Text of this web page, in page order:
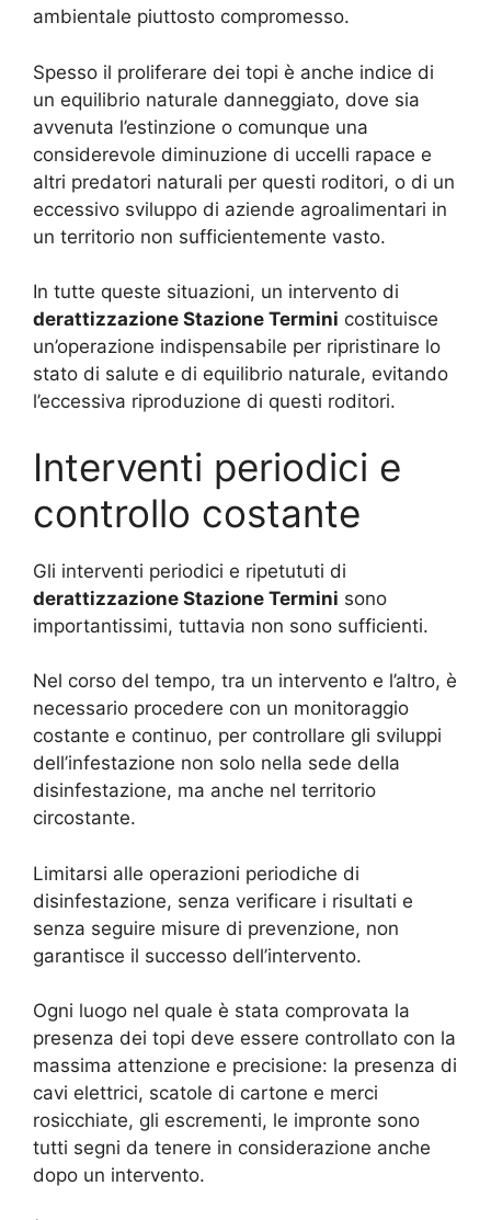
ambientale piuttosto compromesso.
Spesso il proliferare dei topi è anche indice di
un equilibrio naturale danneggiato, dove sia
avvenuta l’estinzione o comunque una
considerevole diminuzione di uccelli rapace e
altri predatori naturali per questi roditori, o di un
eccessivo sviluppo di aziende agroalimentari in
un territorio non sufficientemente vasto.
In tutte queste situazioni, un intervento di
derattizzazione Stazione Termini costituisce
un’operazione indispensabile per ripristinare lo
stato di salute e di equilibrio naturale, evitando
l’eccessiva riproduzione di questi roditori.
Interventi periodici e
controllo costante
Gli interventi periodici e ripetututi di
derattizzazione Stazione Termini sono
importantissimi, tuttavia non sono sufficienti.
Nel corso del tempo, tra un intervento e l’altro, è
necessario procedere con un monitoraggio
costante e continuo, per controllare gli sviluppi
dell’infestazione non solo nella sede della
disinfestazione, ma anche nel territorio
circostante.
Limitarsi alle operazioni periodiche di
disinfestazione, senza verificare i risultati e
senza seguire misure di prevenzione, non
garantisce il successo dell’intervento.
Ogni luogo nel quale è stata comprovata la
presenza dei topi deve essere controllato con la
massima attenzione e precisione: la presenza di
cavi elettrici, scatole di cartone e merci
rosicchiate, gli escrementi, le impronte sono
tutti segni da tenere in considerazione anche
dopo un intervento.